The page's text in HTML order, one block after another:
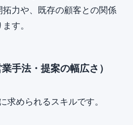
拓力や、既存の顧客との関係
す。
手法・提案の幅広さ）
求められるスキルです。